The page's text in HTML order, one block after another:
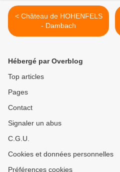
< Château de HOHENFELS
- Dambach
Hébergé par Overblog
Top articles
Pages
Contact
Signaler un abus
C.G.U.
Cookies et données personnelles
Préférences cookies